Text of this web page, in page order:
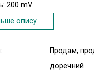
200 mV
20-20, 000 (+0/-0.1 dB) HZ
опису
Продам,
доречний